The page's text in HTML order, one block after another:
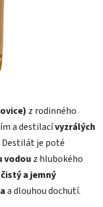
z rodinného
a destilacívyzrálých
Destilát je poté
vodou z hlubokého
čistý a jemný
a dlouhou dochutí.